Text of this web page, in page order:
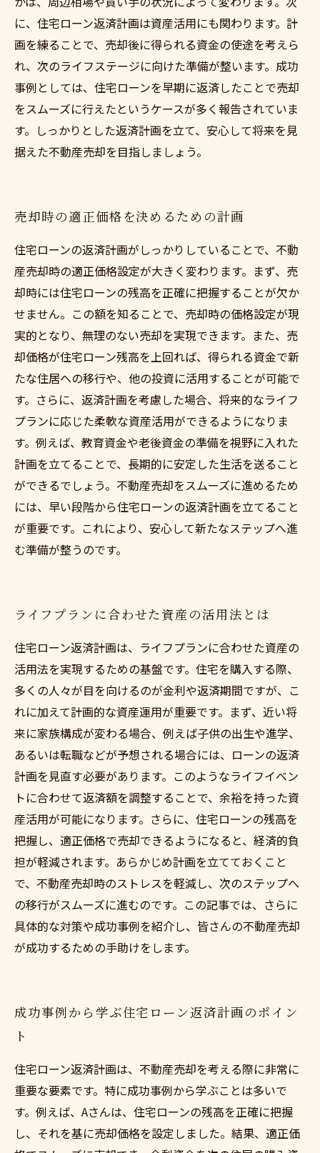
に、住宅ローン返済計画は資産活用にも関わります。計
画を練ることで、売却後に得られる資金の使途を考えら
れ、次のライフステージに向けた準備が整います。成功
事例としては、住宅ローンを早期に返済したことで売却
をスムーズに行えたというケースが多く報告されていま
す。しっかりとした返済計画を立て、安心して将来を見
据えた不動産売却を目指しましょう。
売却時の適正価格を決めるための計画
住宅ローンの返済計画がしっかりしていることで、不動
産売却時の適正価格設定が大きく変わります。まず、売
却時には住宅ローンの残高を正確に把握することが欠か
せません。この額を知ることで、売却時の価格設定が現
実的となり、無理のない売却を実現できます。また、売
却価格が住宅ローン残高を上回れば、得られる資金で新
たな住居への移行や、他の投資に活用することが可能で
す。さらに、返済計画を考慮した場合、将来的なライフ
プランに応じた柔軟な資産活用ができるようになりま
す。例えば、教育資金や老後資金の準備を視野に入れた
計画を立てることで、長期的に安定した生活を送ること
ができるでしょう。不動産売却をスムーズに進めるため
には、早い段階から住宅ローンの返済計画を立てること
が重要です。これにより、安心して新たなステップへ進
む準備が整うのです。
ライフプランに合わせた資産の活用法とは
住宅ローン返済計画は、ライフプランに合わせた資産の
活用法を実現するための基盤です。住宅を購入する際、
多くの人々が目を向けるのが金利や返済期間ですが、こ
れに加えて計画的な資産運用が重要です。まず、近い将
来に家族構成が変わる場合、例えば子供の出生や進学、
あるいは転職などが予想される場合には、ローンの返済
計画を見直す必要があります。このようなライフイベン
トに合わせて返済額を調整することで、余裕を持った資
産活用が可能になります。さらに、住宅ローンの残高を
把握し、適正価格で売却できるようになると、経済的負
担が軽減されます。あらかじめ計画を立てておくこと
で、不動産売却時のストレスを軽減し、次のステップへ
の移行がスムーズに進むのです。この記事では、さらに
具体的な対策や成功事例を紹介し、皆さんの不動産売却
が成功するための手助けをします。
成功事例から学ぶ住宅ローン返済計画のポイン
ト
住宅ローン返済計画は、不動産売却を考える際に非常に
重要な要素です。特に成功事例から学ぶことは多いで
す。例えば、Aさんは、住宅ローンの残高を正確に把握
し、それを基に売却価格を設定しました。結果、適正価